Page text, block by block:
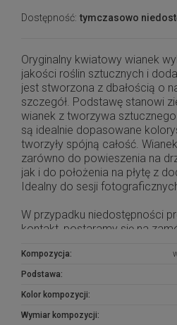
Dostępność: tymczasowo
Oryginalny kwiatowy wianek
jakości roślin sztucznych i
jest stworzona z dbałością o
szczegół. Podstawę stanowi
wianek z tworzywa
są idealnie dopasowane
tworzyły spójną całość.
zarówno do powieszenia na
jak i do położenia na płytę z
Idealny do sesji
W przypadku niedostępności
kontakt, postaramy się na
Kompozycja:
Podstawa:
Kolor kompozycji:
Wymiar kompozycji: